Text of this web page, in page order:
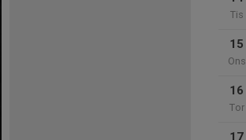
Tis
15
Ons
16
Tor
17